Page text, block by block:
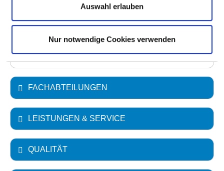
Auswahl erlauben
Nur notwendige Cookies verwenden
Akademisches Lehrkrankenhaus
Medizinische Hochschule Brandenburg
FACHABTEILUNGEN
LEISTUNGEN & SERVICE
QUALITÄT